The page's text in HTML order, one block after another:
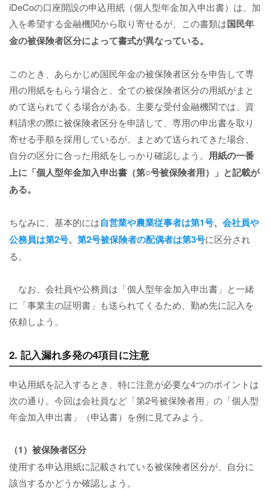
iDeCoの口座開設の申込用紙（個人型年金加入申出書）は、加
入を希望する金融機関から取り寄せるが、この書類は国民年
金の被保険者区分によって書式が異なっている。
このとき、あらかじめ国民年金の被保険者区分を申告して専
用の用紙をもらう場合と、全ての被保険者区分の用紙がまと
めて送られてくる場合がある。主要な受付金融機関では、資
料請求の際に被保険者区分を申請して、専用の申出書を取り
寄せる手順を採用しているが、まとめて送られてきた場合、
自分の区分に合った用紙をしっかり確認しよう。 用紙の一番
上に「個人型年金加入申出書（第○号被保険者用）」と記載が
ある。
ちなみに、基本的には自営業や農業従事者は第1号、 会社員や
公務員は第2号、 第2号被保険者の配偶者は第3号に区分され
る。
なお、会社員や公務員は「個人型年金加入申出書」と一緒
に「事業主の証明書」も送られてくるため、勤め先に記入を
依頼しよう。
2. 記入漏れ多発の4項目に注意
申込用紙を記入するとき、特に注意が必要な4つのポイントは
次の通り。今回は会社員など「第2号被保険者用」の「個人型
年金加入申出書」（申込書）を例に見てみよう。
（1）被保険者区分
使用する申込用紙に記載されている被保険者区分が、自分に
該当するかどうか確認しよう。